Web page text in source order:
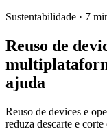
Sustentabilidade · 7
Reuso de
ajuda
Reuso de devices e
reduza descarte e